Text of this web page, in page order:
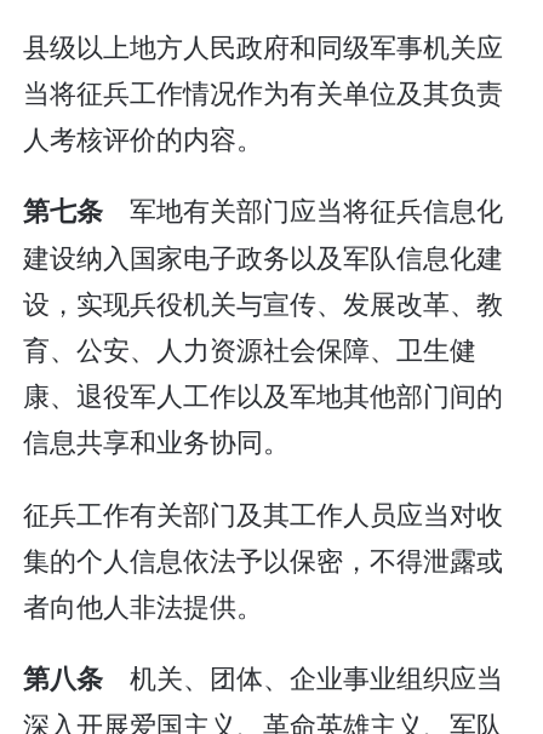
县级以上地方人民政府和同级军事机关应
当将征兵工作情况作为有关单位及其负责
人考核评价的内容。
第七条 军地有关部门应当将征兵信息化
建设纳入国家电子政务以及军队信息化建
设，实现兵役机关与宣传、发展改革、教
育、公安、人力资源社会保障、卫生健
康、退役军人工作以及军地其他部门间的
信息共享和业务协同。
征兵工作有关部门及其工作人员应当对收
集的个人信息依法予以保密，不得泄露或
者向他人非法提供。
第八条 机关、团体、企业事业组织应当
深入开展爱国主义、革命英雄主义、军队